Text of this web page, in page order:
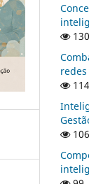
130
114
106